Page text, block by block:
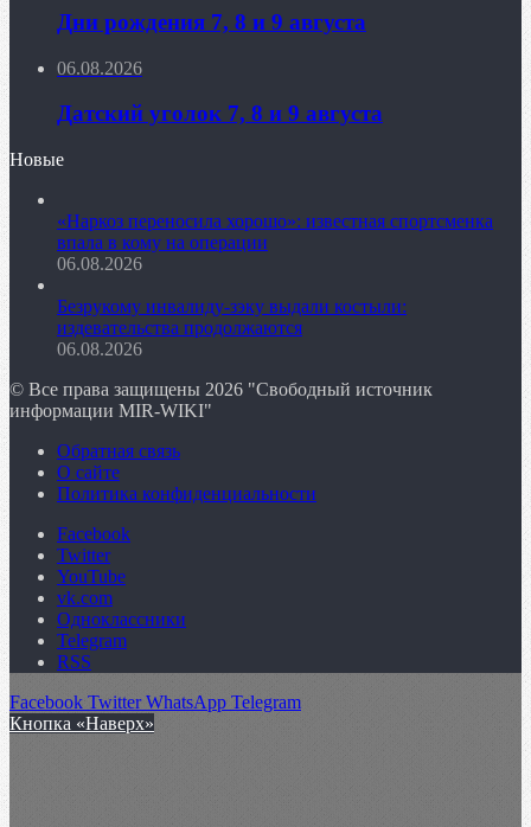
Дни рождения 7, 8 и 9 августа
06.08.2026
Датский уголок 7, 8 и 9 августа
Новые
«Наркоз переносила хорошо»: известная спортсменка
впала в кому на операции
06.08.2026
Безрукому инвалиду-зэку выдали костыли:
издевательства продолжаются
06.08.2026
© Все права защищены 2026 "Свободный источник
информации MIR-WIKI"
Обратная связь
О сайте
Политика конфиденциальности
Facebook
Twitter
YouTube
vk.com
Одноклассники
Telegram
RSS
Facebook Twitter WhatsApp Telegram
Кнопка «Наверх»